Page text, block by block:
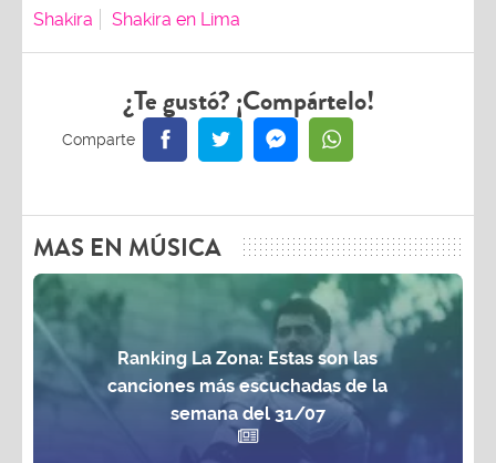
Shakira Shakira en Lima
¿Te gustó? ¡Compártelo!
MAS EN MÚSICA
Ranking La Zona: Estas son las
canciones más escuchadas de la
semana del 31/07